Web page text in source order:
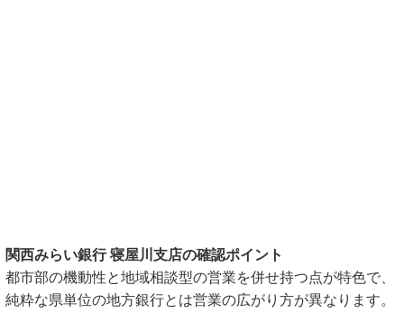
関西みらい銀行 寝屋川支店の確認ポイント
都市部の機動性と地域相談型の営業を併せ持つ点が特色で、
純粋な県単位の地方銀行とは営業の広がり方が異なります。